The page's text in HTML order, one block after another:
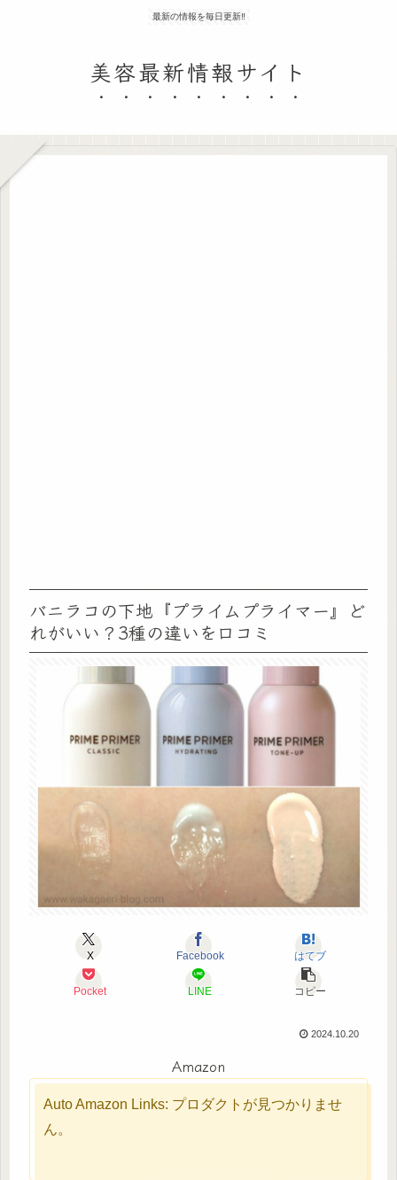
最新の情報を毎日更新‼
美容最新情報サイト
バニラコの下地『プライムプライマー』ど
れがいい？3種の違いを口コミ
X Facebook はてブ
Pocket LINE コピー
2024.10.20
Amazon
Auto Amazon Links: プロダクトが見つかりませ
ん。